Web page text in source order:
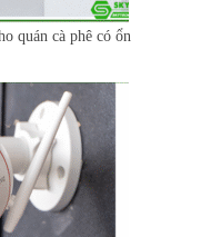
quán cà phê có ổn